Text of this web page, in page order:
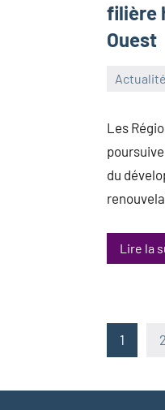
filière
Ouest
2025
Les
du
Lire la
1 2